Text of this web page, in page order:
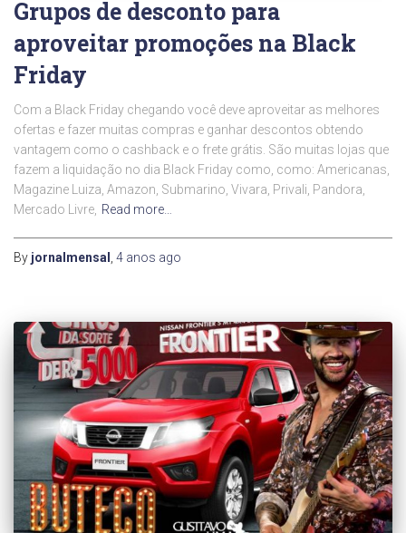
Grupos de desconto para
aproveitar promoções na Black
Friday
Com a Black Friday chegando você deve aproveitar as melhores
ofertas e fazer muitas compras e ganhar descontos obtendo
vantagem como o cashback e o frete grátis. São muitas lojas que
fazem a liquidação no dia Black Friday como, como: Americanas,
Magazine Luiza, Amazon, Submarino, Vivara, Privali, Pandora,
Mercado Livre, Read more…
By jornalmensal 4 anos ago